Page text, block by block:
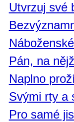
Utvrzuj své
Pán, na
Naplno
Svými rty a
Pro samé